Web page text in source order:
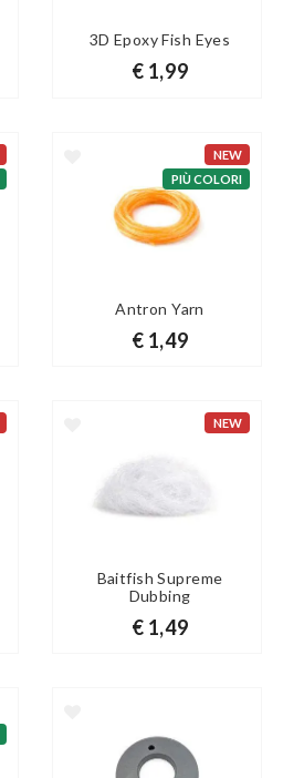
3D Epoxy Fish Eyes
€ 1,99
NEW
PIÙ COLORI
Antron Yarn
€ 1,49
NEW
Baitfish Supreme
Dubbing
€ 1,49